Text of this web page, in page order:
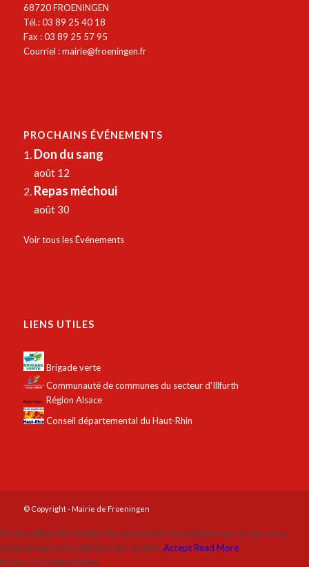
68720 FROENINGEN
Tél.: 03 89 25 40 18
Fax : 03 89 25 57 95
Courriel :mairie@froeningen.fr
PROCHAINS ÉVÉNEMENTS
Don du sang
août 12
Repas méchoui
août 30
Voir tous les Événements
LIENS UTILES
Brigade verte
Communauté de communes du secteur d'Illfurth
Région Alsace
Conseil départemental du Haut-Rhin
© Copyright - Mairie de Froeningen
Ce site utilise des cookies. En poursuivant la navigation sur ce site, vous
acceptez que nous utilisions des cookies.AcceptRead More
Privacy & Cookies Policy